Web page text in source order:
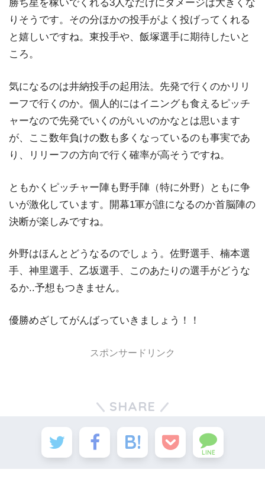
勝ち星を稼いでくれる3人なだけにダメージは大きくな
りそうです。その分ほかの投手がよく投げってくれる
と嬉しいですね。東投手や、飯塚選手に期待したいと
ころ。
気になるのは井納投手の起用法。先発で行くのかリリ
ーフで行くのか。個人的にはイニングも食えるピッチ
ャーなので先発でいくのがいいのかなとは思います
が、ここ数年負けの数も多くなっているのも事実であ
り、リリーフの方向で行く確率が高そうですね。
ともかくピッチャー陣も野手陣（特に外野）ともに争
いが激化しています。開幕1軍が誰になるのか首脳陣の
決断が楽しみですね。
外野はほんとどうなるのでしょう。佐野選手、楠本選
手、神里選手、乙坂選手、このあたりの選手がどうな
るか..予想もつきません。
優勝めざしてがんばっていきましょう！！
スポンサードリンク
SHARE
LINE